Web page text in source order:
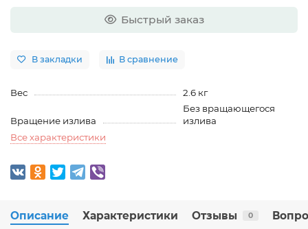
Быстрый заказ
В закладки В сравнение
Вес 2.6 кг
Вращение излива
Без вращающегося
излива
Все характеристики
Описание Характеристики Отзывы 0